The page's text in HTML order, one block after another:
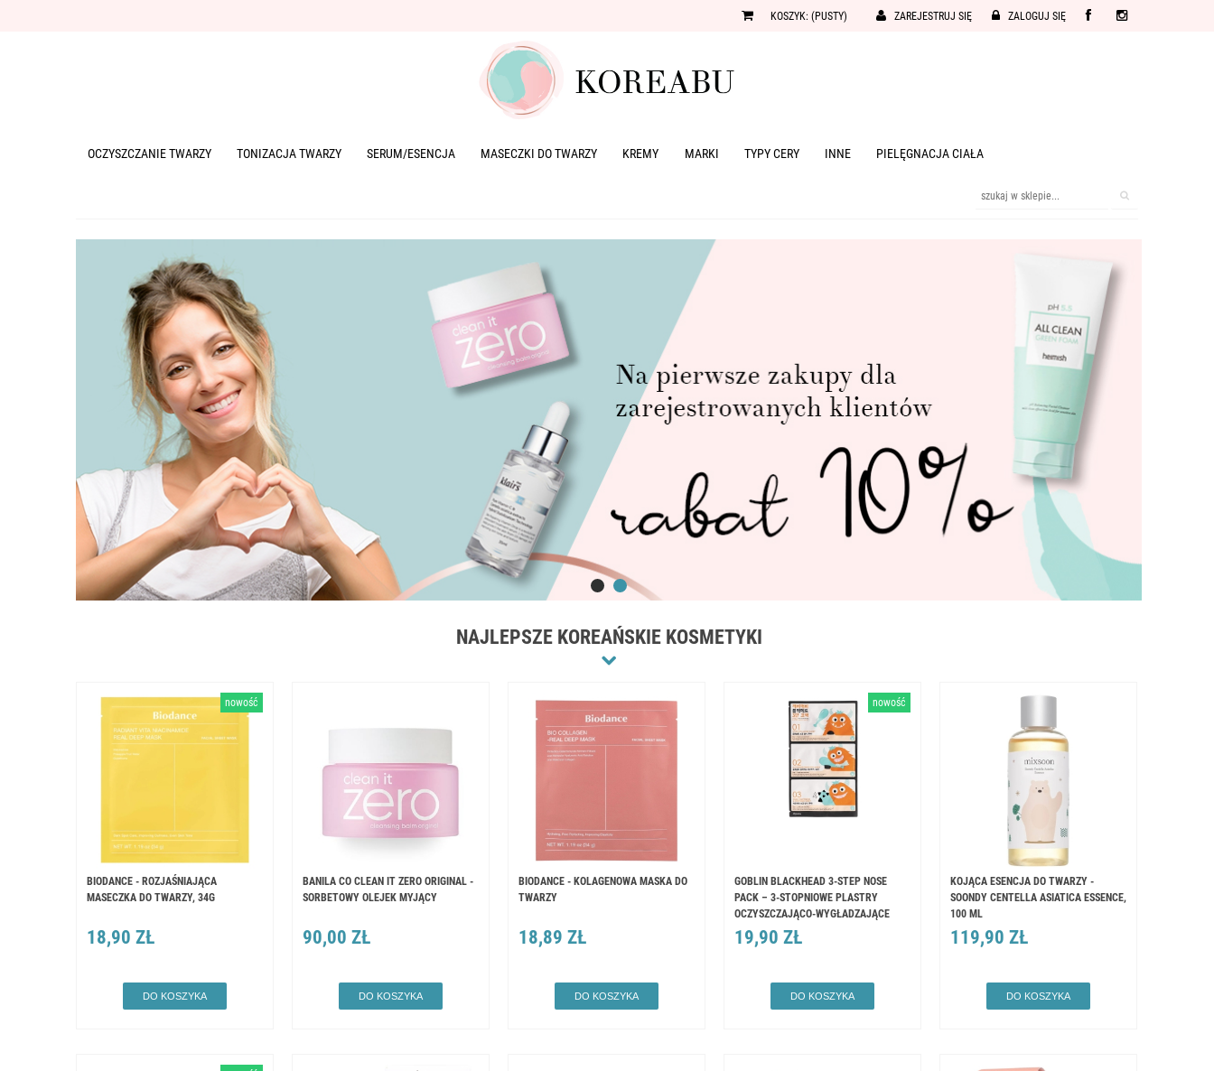
KOSZYK: (PUSTY) ZAREJESTRUJ SIĘ ZALOGUJ SIĘ
OCZYSZCZANIE TWARZY TONIZACJA TWARZY SERUM/ESENCJA MASECZKI DO TWARZY KREMY MARKI TYPY CERY INNE PIELĘGNACJA CIAŁA
NAJLEPSZE KOREAŃSKIE KOSMETYKI
BIODANCE - ROZJAŚNIAJĄCA
MASECZKA DO TWARZY, 34G
18,90 ZŁ
DO KOSZYKA
nowość
BANILA CO CLEAN IT ZERO ORIGINAL -
SORBETOWY OLEJEK MYJĄCY
90,00 ZŁ
DO KOSZYKA
BIODANCE - KOLAGENOWA MASKA DO
TWARZY
18,89 ZŁ
DO KOSZYKA
GOBLIN BLACKHEAD 3-STEP NOSE
PACK – 3-STOPNIOWE PLASTRY
OCZYSZCZAJĄCO-WYGŁADZAJĄCE
19,90 ZŁ
DO KOSZYKA
nowość
KOJĄCA ESENCJA DO TWARZY -
SOONDY CENTELLA ASIATICA ESSENCE,
100 ML
119,90 ZŁ
DO KOSZYKA